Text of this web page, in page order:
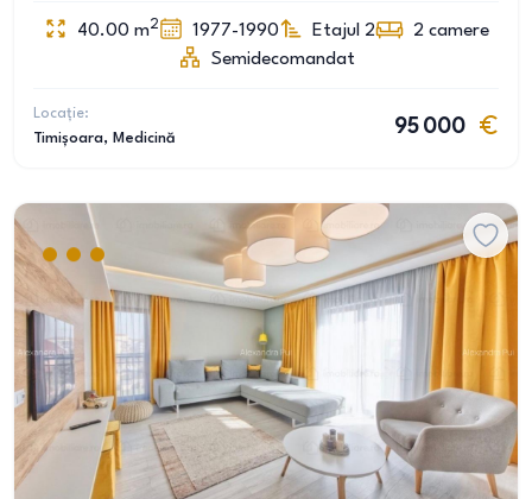
40.00 m2 1977-1990 Etajul 2 2 camere
Semidecomandat
Locație:
Timișoara, Medicină
95 000